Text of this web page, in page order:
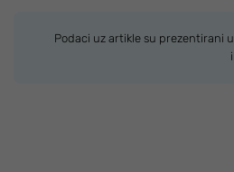
Podaci uz artikle su prezentirani